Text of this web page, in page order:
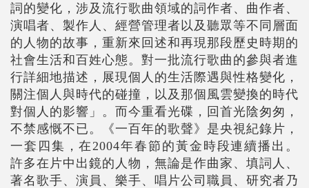
詞的變化，涉及流行歌曲領域的詞作者、曲作者、
演唱者、製作人、經營管理者以及聽眾等不同層面
的人物的故事，重新來回述和再現那段歷史時期的
社會生活和百姓心態。對一批流行歌曲的參與者進
行詳細地描述，展現個人的生活際遇與性格變化，
關注個人與時代的碰撞，以及那個風雲變換的時代
對個人的影響」。而今重看光碟，回首光陰匆匆，
不禁感慨不已。《一百年的歌聲》是央視紀錄片，
一套四集，在2004年春節的黃金時段連續播出。
許多在片中出鏡的人物，無論是作曲家、填詞人、
著名歌手、演員、樂手、唱片公司職員、研究者乃